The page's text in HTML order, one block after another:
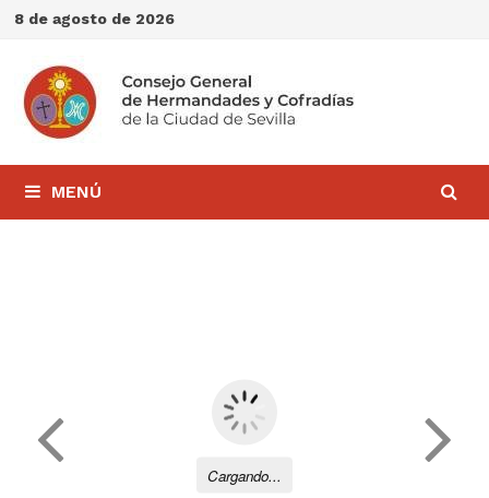
Saltar
contenido
8 de agosto de 2026
MENÚ